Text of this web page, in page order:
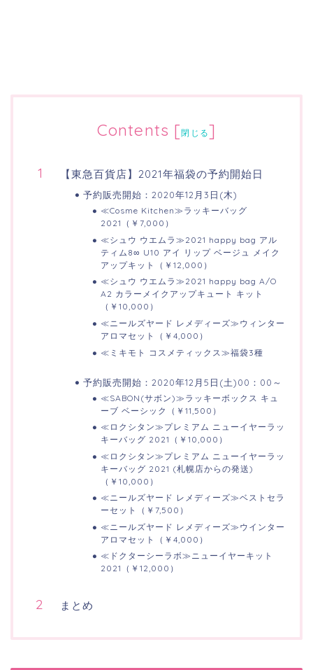
Contents [閉じる]
【東急百貨店】2021年福袋の予約開始日
予約販売開始：2020年12月3日(木)
≪Cosme Kitchen≫ラッキーバッグ
2021（￥7,000）
≪シュウ ウエムラ≫2021 happy bag アル
ティム8∞ U10 アイ リップ ベージュ メイク
アップキット（￥12,000）
≪シュウ ウエムラ≫2021 happy bag A/O
A2 カラーメイクアップキュート キット
（￥10,000）
≪ニールズヤード レメディーズ≫ウィンター
アロマセット（￥4,000）
≪ミキモト コスメティックス≫福袋3種
予約販売開始：2020年12月5日(土)00：00～
≪SABON(サボン)≫ラッキーボックス キュ
ーブ ベーシック（￥11,500）
≪ロクシタン≫プレミアム ニューイヤーラッ
キーバッグ 2021（￥10,000）
≪ロクシタン≫プレミアム ニューイヤーラッ
キーバッグ 2021 (札幌店からの発送)
（￥10,000）
≪ニールズヤード レメディーズ≫ベストセラ
ーセット（￥7,500）
≪ニールズヤード レメディーズ≫ウインター
アロマセット（￥4,000）
≪ドクターシーラボ≫ニューイヤーキット
2021（￥12,000）
まとめ